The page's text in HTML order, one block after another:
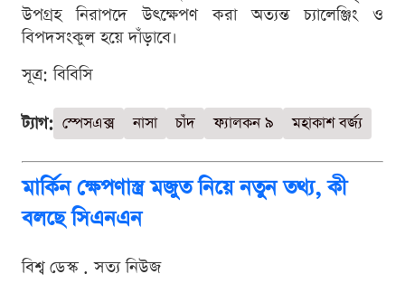
উপগ্রহ নিরাপদে উৎক্ষেপণ করা অত্যন্ত চ্যালেঞ্জিং ও
বিপদসংকুল হয়ে দাঁড়াবে।
সূত্র: বিবিসি
ট্যাগ: স্পেসএক্স নাসা চাঁদ ফ্যালকন ৯ মহাকাশ বর্জ্য
মার্কিন ক্ষেপণাস্ত্র মজুত নিয়ে নতুন তথ্য, কী
বলছে সিএনএন
বিশ্ব ডেস্ক . সত্য নিউজ